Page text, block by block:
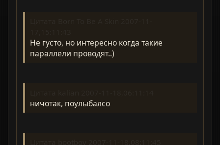
Не густо, но интересно когда такие
параллели проводят..)
ничотак, поулыбалсо